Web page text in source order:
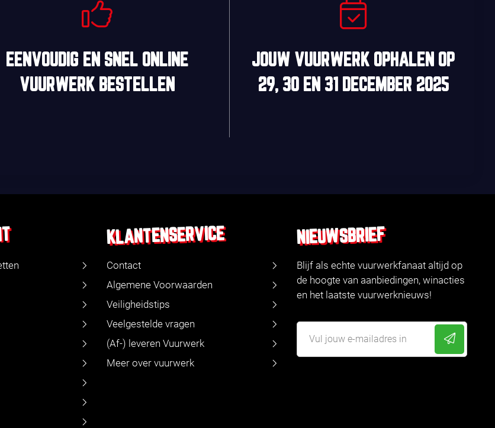
EENVOUDIG EN SNELONLINE
VUURWERK BESTELLEN
JOUW VUURWERK OPHALEN OP
29, 30EN 31 DECEMBER 2025
KLANTENSERVICE
Contact
Algemene Voorwaarden
Veiligheidstips
Veelgestelde vragen
(Af-) leveren Vuurwerk
Meer over vuurwerk
NIEUWSBRIEF
Blijf als echte vuurwerkfanaat altijd op
de hoogte van aanbiedingen, winacties
en het laatste vuurwerknieuws!